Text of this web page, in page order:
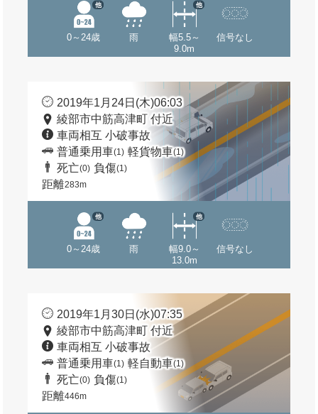
0～24歳
他
雨
幅5.5～
9.0m
他
信号なし
2019年1月24日(木)06:03
綾部市中筋高津町 付近
車両相互 小破事故
普通乗用車(1) 軽貨物車(1)
死亡(0) 負傷(1)
距離283m
0～24歳
他
雨
幅9.0～
13.0m
他
信号なし
2019年1月30日(水)07:35
綾部市中筋高津町 付近
車両相互 小破事故
普通乗用車(1) 軽自動車(1)
死亡(0) 負傷(1)
距離446m